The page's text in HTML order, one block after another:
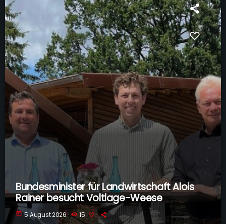
Bundesminister für Landwirtschaft Alois
Rainer besucht Voltlage-Weese
today 5 August 2026 15